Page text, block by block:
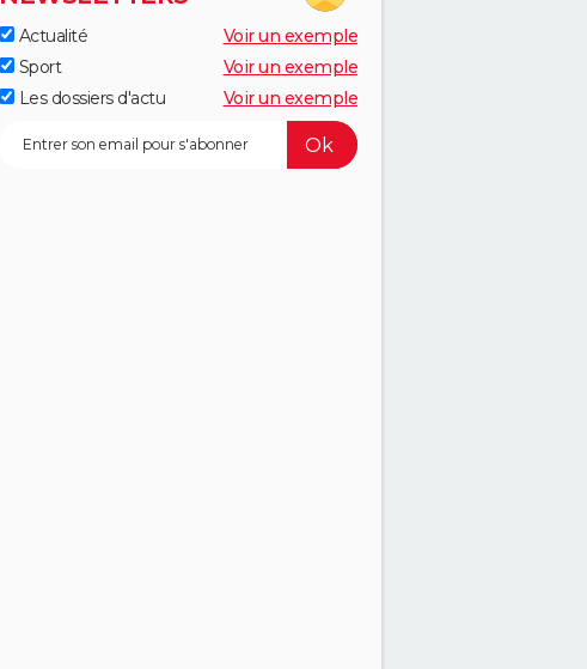
Actualité
Voir un exemple
Sport
Voir un exemple
Les dossiers d'actu
Voir un exemple